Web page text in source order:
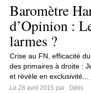
Baromètre
d’Opinion :
larmes ?
Crise au FN, efficacité
des primaires à droite :
et révèle en exclusivité...
Le 28 avril 2015 par
Délis